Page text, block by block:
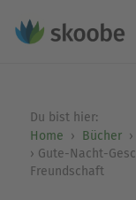
Du bist hier:
Home
Bücher
Gute-Nacht-
Freundschaft